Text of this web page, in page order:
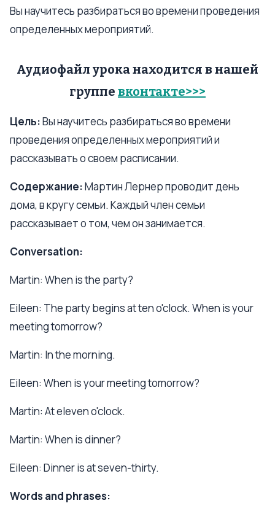
Вы научитесь разбираться во времени проведения
определенных мероприятий.
Аудиофайл урока находится в нашей
группе вконтакте>>>
Цель:Вы научитесь разбираться во времени
проведения определенных мероприятий и
рассказывать о своем расписании.
Содержание:Мартин Лернер проводит день
дома, в кругу семьи. Каждый член семьи
рассказывает о том, чем он занимается.
Conversation:
Martin: When is the party?
Eileen: The party begins at ten o'clock. When is your
meeting tomorrow?
Martin: In the morning.
Eileen: When is your meeting tomorrow?
Martin: At eleven o'clock.
Martin: When is dinner?
Eileen: Dinner is at seven-thirty.
Words and phrases: